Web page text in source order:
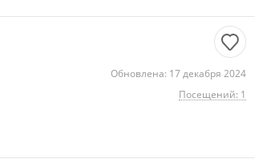
Обновлена: 17 декабря 2024
Посещений: 1